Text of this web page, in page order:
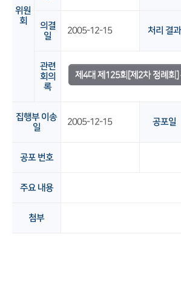
위원
회
의결
일
2005-12-15 처리 결과
관련
회의
록
제4대 제125회[제2차 정례회]
집행부 이송
일
2005-12-15 공포일
공포 번호
주요 내용
첨부